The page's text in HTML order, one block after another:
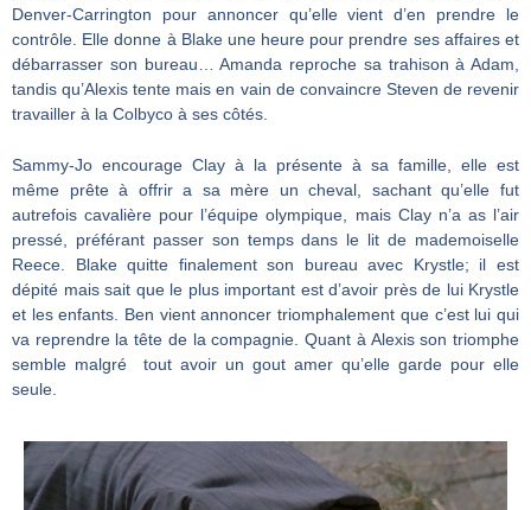
Denver-Carrington pour annoncer qu’elle vient d’en prendre le
contrôle. Elle donne à Blake une heure pour prendre ses affaires et
débarrasser son bureau… Amanda reproche sa trahison à Adam,
tandis qu’Alexis tente mais en vain de convaincre Steven de revenir
travailler à la Colbyco à ses côtés.
Sammy-Jo encourage Clay à la présente à sa famille, elle est
même prête à offrir a sa mère un cheval, sachant qu’elle fut
autrefois cavalière pour l’équipe olympique, mais Clay n’a as l’air
pressé, préférant passer son temps dans le lit de mademoiselle
Reece. Blake quitte finalement son bureau avec Krystle; il est
dépité mais sait que le plus important est d’avoir près de lui Krystle
et les enfants. Ben vient annoncer triomphalement que c’est lui qui
va reprendre la tête de la compagnie. Quant à Alexis son triomphe
semble malgré tout avoir un gout amer qu’elle garde pour elle
seule.